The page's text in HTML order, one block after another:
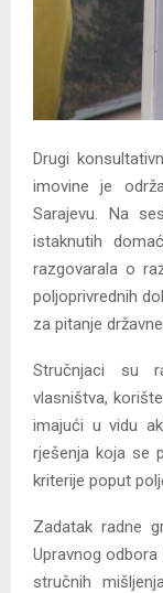
Drugi
imovine je
Sarajevu. Na
istaknutih
razgovarala o
poljoprivrednih
za pitanje
Stručnjaci su
vlasništva,
imajući u vidu
rješenja koja se
kriterije poput
Zadatak radne
Upravnog
stručnih